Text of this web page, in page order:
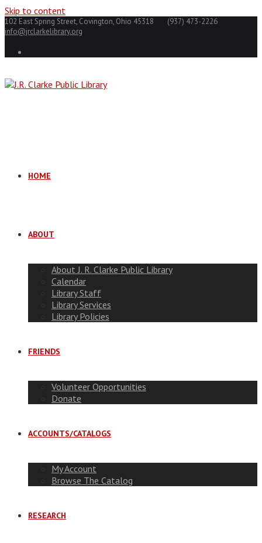
Skip to content
102 East Spring Street, Covington, Ohio 45318
(937) 473-2226
info@jrclarkelibrary.org
HOME
ABOUT
About J. R. Clarke Public Library
Calendar
Library Staff
Library Services
Library Policies
FRIENDS
Volunteer Opportunities
Donate
ACCOUNTS/CATALOGS
My Account
Browse The Catalog
RESEARCH